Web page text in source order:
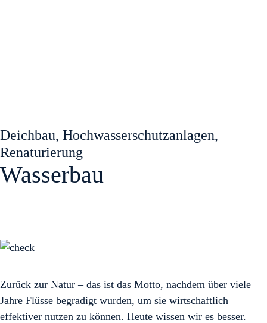
Deichbau, Hochwasserschutzanlagen,
Renaturierung
Wasserbau
Zurück zur Natur – das ist das Motto, nachdem über viele
Jahre Flüsse begradigt wurden, um sie wirtschaftlich
effektiver nutzen zu können. Heute wissen wir es besser.